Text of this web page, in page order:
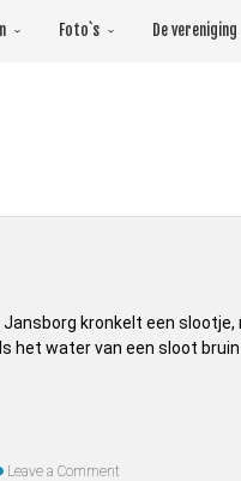
Foto`s De vereniging
kronkelt een
het water van een sloot
Leave a Comment